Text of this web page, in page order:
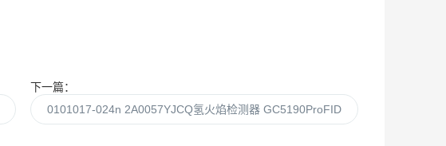
下一篇：
0101017-024n 2A0057YJCQ氢火焰检测器 GC5190ProFID